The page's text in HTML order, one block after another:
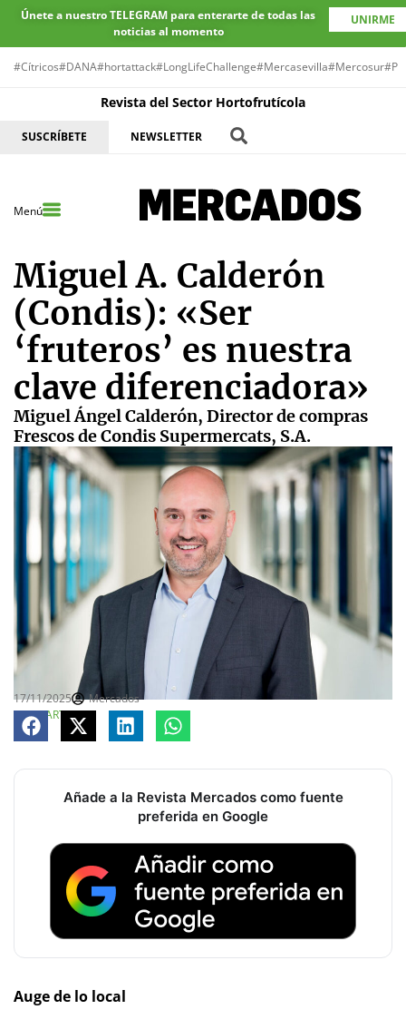
Únete a nuestro TELEGRAM para enterarte de todas las
noticias al momento
UNIRME
#Cítricos#DANA#hortattack#LongLifeChallenge#Mercasevilla#Mercosur
Revista del Sector Hortofrutícola
SUSCRÍBETE NEWSLETTER
Menú
Miguel A. Calderón
(Condis): «Ser
‘fruteros’ es nuestra
clave diferenciadora»
Miguel Ángel Calderón, Director de compras
Frescos de Condis Supermercats, S.A.
17/11/2025
Mercados
COMPARTE
Añade a la Revista Mercados como fuente
preferida en Google
Auge de lo local